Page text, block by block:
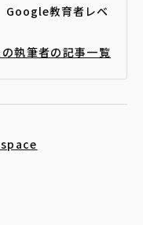
Google教育者レベ
の執筆者の記事一覧